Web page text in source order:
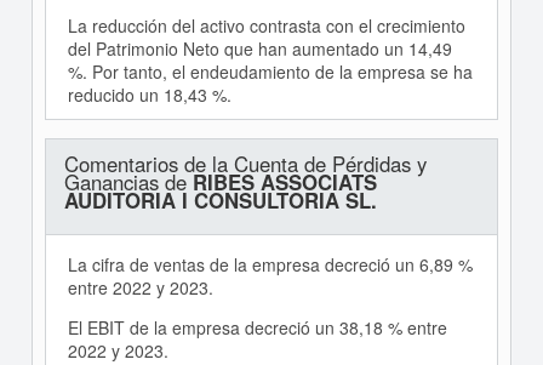
La reducción del activo contrasta con el crecimiento
del Patrimonio Neto que han aumentado un 14,49
%. Por tanto, el endeudamiento de la empresa se ha
reducido un 18,43 %.
Comentarios de la Cuenta de Pérdidas y
Ganancias deRIBES ASSOCIATS
AUDITORIA I CONSULTORIA SL.
La cifra de ventas de la empresa decreció un 6,89 %
entre 2022 y 2023.
El EBIT de la empresa decreció un 38,18 % entre
2022 y 2023.